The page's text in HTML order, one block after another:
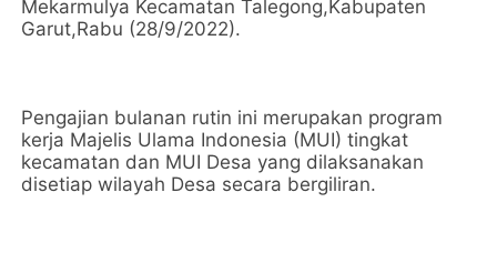
Mekarmulya Kecamatan Talegong,Kabupaten
Garut,Rabu (28/9/2022).
Pengajian bulanan rutin ini merupakan program
kerja Majelis Ulama Indonesia (MUI) tingkat
kecamatan dan MUI Desa yang dilaksanakan
disetiap wilayah Desa secara bergiliran.